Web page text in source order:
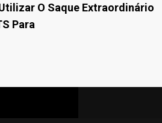
O Saque Extraordinário
Para